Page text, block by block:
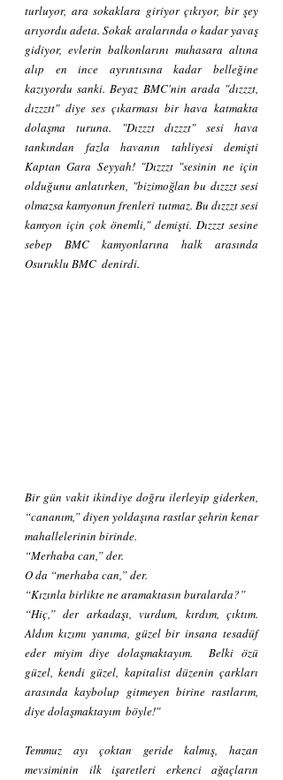
turluyor, ara sokaklara giriyor çıkıyor, bir şey
arıyordu adeta. Sokak aralarında o kadar yavaş
gidiyor, evlerin balkonlarını muhasara altına
alıp en ince ayrıntısına kadar belleğine
kazıyordu sanki. Beyaz BMC'nin arada "dızzzt,
dızzztt" diye ses çıkarması bir hava katmakta
dolaşma turuna. "Dızzzt dızzzt" sesi hava
tankından fazla havanın tahliyesi demişti
Kaptan Gara Seyyah! "Dızzzt "sesinin ne için
olduğunu anlatırken, "bizimoğlan bu dızzzt sesi
olmazsa kamyonun frenleri tutmaz. Bu dızzzt sesi
kamyon için çok önemli," demişti. Dızzzt sesine
sebep BMC kamyonlarına halk arasında
Osuruklu BMC  denirdi.
Bir gün vakit ikindiye doğru ilerleyip giderken,
“cananım,” diyen yoldaşına rastlar şehrin kenar
mahallelerinin birinde.
“Merhaba can,” der.
O da “merhaba can,” der.
“Kızınla birlikte ne aramaktasın buralarda?”
“Hiç,” der arkadaşı, vurdum, kırdım, çıktım.
Aldım kızımı yanıma, güzel bir insana tesadüf
eder miyim diye dolaşmaktayım.  Belki özü
güzel, kendi güzel, kapitalist düzenin çarkları
arasında kaybolup gitmeyen birine rastlarım,
diye dolaşmaktayım  böyle!"
Temmuz ayı çoktan geride kalmış, hazan
mevsiminin ilk işaretleri erkenci ağaçların